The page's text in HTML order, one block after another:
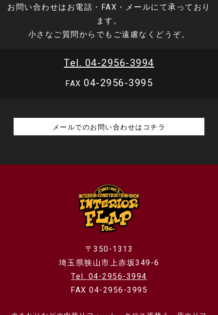
お問い合わせはお電話・FAX・メールにて承っており
ます。
小さなご質問からでもご遠慮なくどうぞ。
Tel. 04-2956-3994
FAX 04-2956-3995
メールでのお問い合わせはコチラ
〒350-1313
埼玉県狭山市上赤坂349-6
Tel. 04-2956-3994
FAX 04-2956-3995